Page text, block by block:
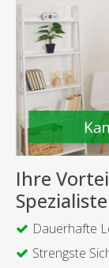
Ihre
Dauerhafte
Strengste